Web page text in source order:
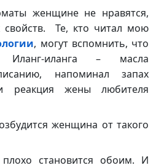
женщине не нравятся,
свойств. Те, кто читал мою
, могут вспомнить, что
Иланг-иланга – масла
напоминал запах
реакция жены любителя
женщина от такого
становится обоим. И